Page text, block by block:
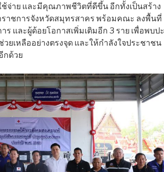
ช้จ่าย และมีคุณภาพชีวิตที่ดีขึ้น อีกทั้งเป็นสร้าง
าชการจังหวัดสมุทรสาคร พร้อมคณะ ลงพื้นที่
ร และผู้ด้อยโอกาสเพิ่มเติมอีก 3 ราย เพื่อพบปะ
ยเหลืออย่างตรงจุด และให้กำลังใจประชาชน
กด้วย